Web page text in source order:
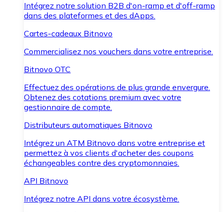
Intégrez notre solution B2B d'on-ramp et d'off-ramp
dans des plateformes et des dApps.
Cartes-cadeaux Bitnovo
Commercialisez nos vouchers dans votre entreprise.
Bitnovo OTC
Effectuez des opérations de plus grande envergure.
Obtenez des cotations premium avec votre
gestionnaire de compte.
Distributeurs automatiques Bitnovo
Intégrez un ATM Bitnovo dans votre entreprise et
permettez à vos clients d'acheter des coupons
échangeables contre des cryptomonnaies.
API Bitnovo
Intégrez notre API dans votre écosystème.